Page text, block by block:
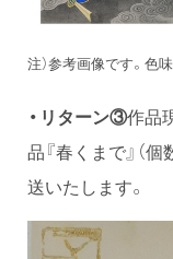
注）参考画像です。色
・リターン③作品
品『春くまで』（
送いたします。